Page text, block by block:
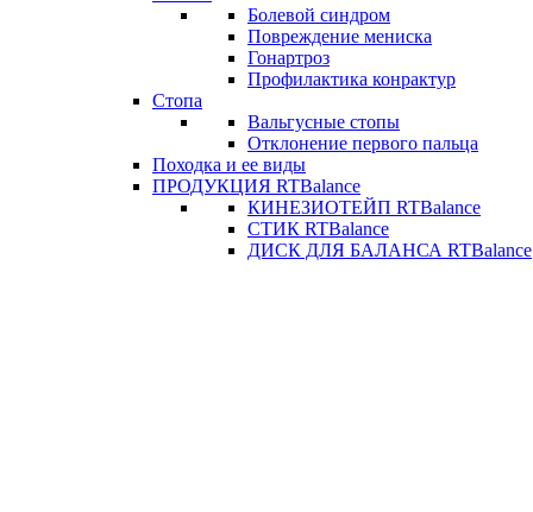
Болевой синдром
Повреждение мениска
Гонартроз
Профилактика конрактур
Стопа
Вальгусные стопы
Отклонение первого пальца
Походка и ее виды
ПРОДУКЦИЯ RTBalance
КИНЕЗИОТЕЙП RTBalance
СТИК RTBalance
ДИСК ДЛЯ БАЛАНСА RTBalance